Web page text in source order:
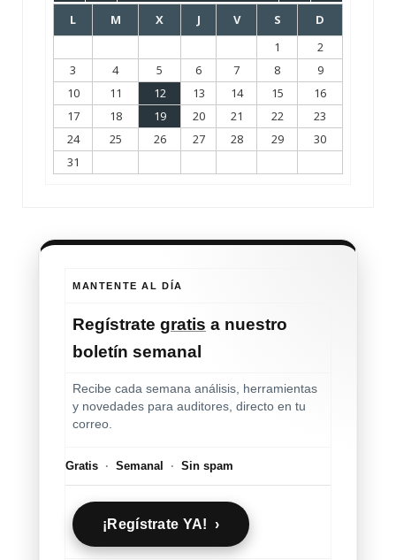
L M X J V S
D
1
2
3
4 5 6 7 8
9
10
11 12 13 14 15
16
17
18 19 20 21 22
23
24
25 26 27 28 29
30
31
MANTENTE AL DÍA
Regístrate gratis a nuestro
boletín semanal
Recibe cada semana análisis, herramientas
y novedades para auditores, directo en tu
correo.
Gratis · Semanal · Sin spam
¡Regístrate YA! ›